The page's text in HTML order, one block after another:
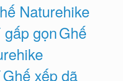
Naturehike
gấp gọnGhế
Ghế xếp dã